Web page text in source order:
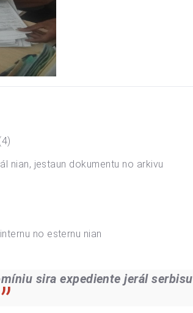
nian, jestaun dokumentu no arkivu
no esternu nian
sira expediente jerál serbisu